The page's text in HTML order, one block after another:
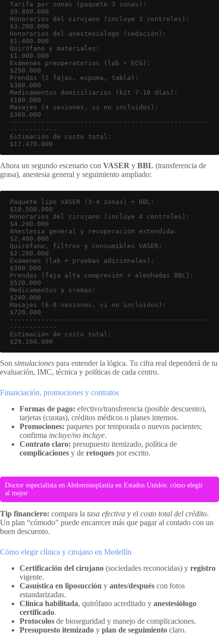
Tarifa por zonas (paquete 3 zonas):
$9.800.000
Honorarios del cirujano (incluye 3 controles):
$3.200.000
Honorarios del anestesiólogo (sedación):
$1.400.000
Quirófano y materiales:
$1.900.000
Exámenes preoperatorios (lab + ECG):
$250.000
Prendas (2 fajas, espuma, tabla):
$380.000
Medicamentos domiciliarios (kit 7-10 días):
$180.000
Masajes (4 sesiones, si no incluidos):
$360.000
---------------------------------------------------
------------
Estimación de costo total:
$17.470.000
Ahora un segundo escenario con VASER y BBL (transferencia de
grasa), anestesia general y seguimiento ampliado:
Paquete lipo VASER (3-4 zonas) + BBL:
$18.500.000
Honorarios del cirujano (incluye 4 controles):
$4.200.000
Anestesia general y recuperación extendida:
$2.400.000
Quirófano, filtros y consumibles VASER:
$2.200.000
Exámenes (lab + pruebas adicionales):
$380.000
Prendas (faja alta compresión + almohadas BBL):
$520.000
Medicamentos y cremas:
$240.000
Masajes (6-8 sesiones, si no incluidos):
$720.000
---------------------------------------------------
------------
Estimación de costo total:
$29.160.000
Son simulaciones para entender la lógica. Tu cifra real dependerá de tu
evaluación, IMC, técnica y políticas de cada centro.
Financiación, promociones y contratos
Formas de pago: efectivo/transferencia (posible descuento),
tarjetas (cuotas), créditos médicos o planes internos.
Promociones: paquetes por temporada o nuevos pacientes;
confirma incluye/no incluye.
Contrato claro: presupuesto itemizado, política de
complicaciones y de retoques por escrito.
Doctor especialista en Abdominoplastia en Estados Unidos: cómo elegir
al mejor
Tip financiero: compara la tasa efectiva y el costo total del crédito.
Un plan “cómodo” puede encarecer más que pagar al contado con un
buen descuento.
Cómo elegir clínica y cirujano en Medellín
Certificación del cirujano (sociedades reconocidas) y registro
vigente.
Casuística en liposucción y antes/después con fotos
estandarizadas.
Clínica habilitada, quirófano acreditado y anestesiólogo
certificado.
Protocolos de bioseguridad y manejo de complicaciones.
Presupuesto itemizado y plan de seguimiento claro.